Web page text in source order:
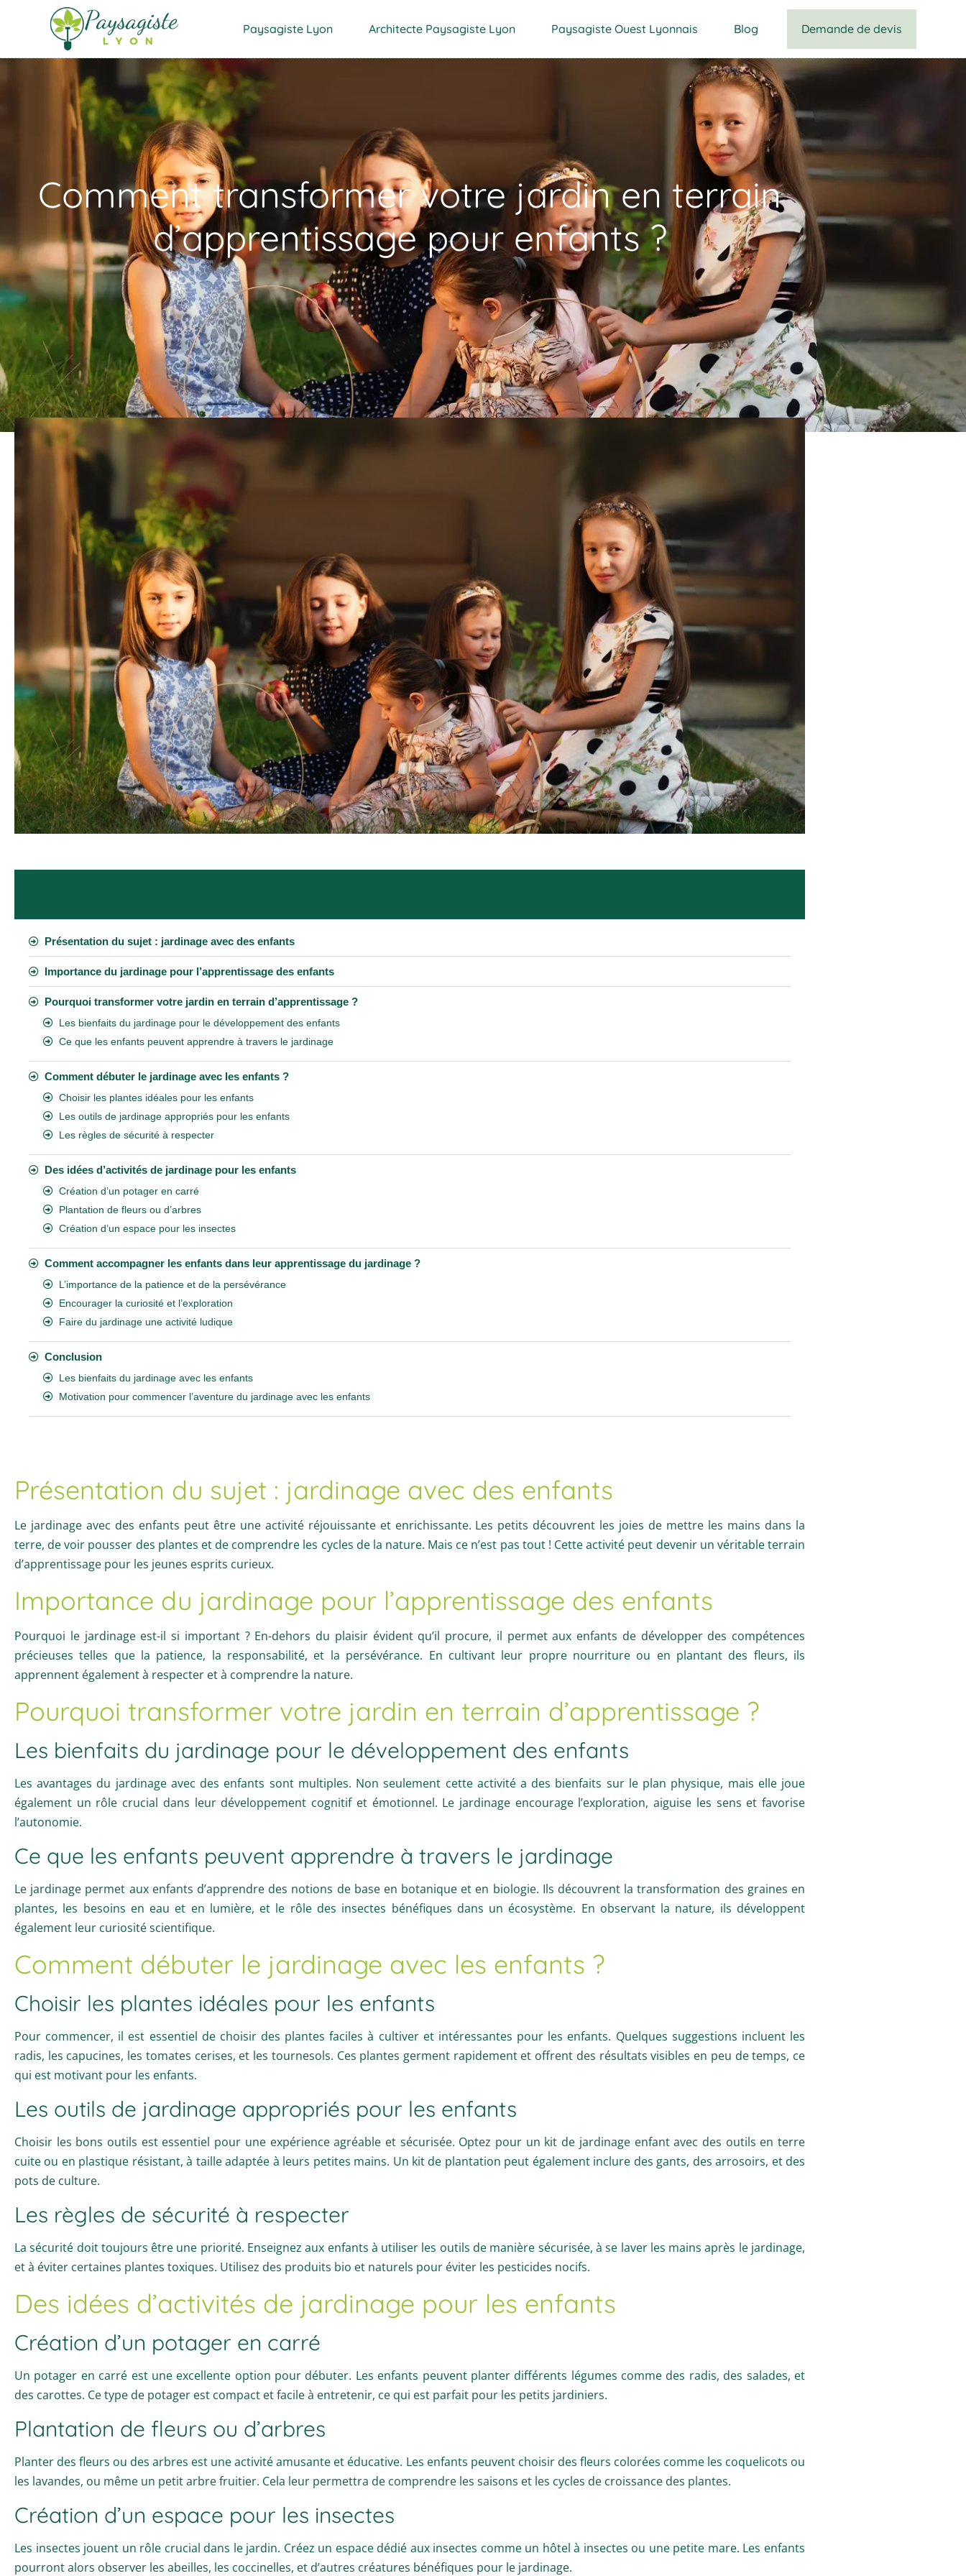
Paysagiste Lyon Architecte Paysagiste Lyon Paysagiste Ouest Lyonnais Blog Demande de devis
Comment transformer votre jardin en terrain
d’apprentissage pour enfants ?
Présentation du sujet : jardinage avec des enfants
Importance du jardinage pour l’apprentissage des enfants
Pourquoi transformer votre jardin en terrain d’apprentissage ?
Les bienfaits du jardinage pour le développement des enfants
Ce que les enfants peuvent apprendre à travers le jardinage
Comment débuter le jardinage avec les enfants ?
Choisir les plantes idéales pour les enfants
Les outils de jardinage appropriés pour les enfants
Les règles de sécurité à respecter
Des idées d’activités de jardinage pour les enfants
Création d’un potager en carré
Plantation de fleurs ou d’arbres
Création d’un espace pour les insectes
Comment accompagner les enfants dans leur apprentissage du jardinage ?
L’importance de la patience et de la persévérance
Encourager la curiosité et l’exploration
Faire du jardinage une activité ludique
Conclusion
Les bienfaits du jardinage avec les enfants
Motivation pour commencer l’aventure du jardinage avec les enfants
Présentation du sujet : jardinage avec des enfants
Le jardinage avec des enfants peut être une activité réjouissante et enrichissante. Les petits découvrent les joies de mettre les mains dans la
terre, de voir pousser des plantes et de comprendre les cycles de la nature. Mais ce n’est pas tout ! Cette activité peut devenir un véritable terrain
d’apprentissage pour les jeunes esprits curieux.
Importance du jardinage pour l’apprentissage des enfants
Pourquoi le jardinage est-il si important ? En-dehors du plaisir évident qu’il procure, il permet aux enfants de développer des compétences
précieuses telles que la patience, la responsabilité, et la persévérance. En cultivant leur propre nourriture ou en plantant des fleurs, ils
apprennent également à respecter et à comprendre la nature.
Pourquoi transformer votre jardin en terrain d’apprentissage ?
Les bienfaits du jardinage pour le développement des enfants
Les avantages du jardinage avec des enfants sont multiples. Non seulement cette activité a des bienfaits sur le plan physique, mais elle joue
également un rôle crucial dans leur développement cognitif et émotionnel. Le jardinage encourage l’exploration, aiguise les sens et favorise
l’autonomie.
Ce que les enfants peuvent apprendre à travers le jardinage
Le jardinage permet aux enfants d’apprendre des notions de base en botanique et en biologie. Ils découvrent la transformation des graines en
plantes, les besoins en eau et en lumière, et le rôle des insectes bénéfiques dans un écosystème. En observant la nature, ils développent
également leur curiosité scientifique.
Comment débuter le jardinage avec les enfants ?
Choisir les plantes idéales pour les enfants
Pour commencer, il est essentiel de choisir des plantes faciles à cultiver et intéressantes pour les enfants. Quelques suggestions incluent les
radis, les capucines, les tomates cerises, et les tournesols. Ces plantes germent rapidement et offrent des résultats visibles en peu de temps, ce
qui est motivant pour les enfants.
Les outils de jardinage appropriés pour les enfants
Choisir les bons outils est essentiel pour une expérience agréable et sécurisée. Optez pour un kit de jardinage enfant avec des outils en terre
cuite ou en plastique résistant, à taille adaptée à leurs petites mains. Un kit de plantation peut également inclure des gants, des arrosoirs, et des
pots de culture.
Les règles de sécurité à respecter
La sécurité doit toujours être une priorité. Enseignez aux enfants à utiliser les outils de manière sécurisée, à se laver les mains après le jardinage,
et à éviter certaines plantes toxiques. Utilisez des produits bio et naturels pour éviter les pesticides nocifs.
Des idées d’activités de jardinage pour les enfants
Création d’un potager en carré
Un potager en carré est une excellente option pour débuter. Les enfants peuvent planter différents légumes comme des radis, des salades, et
des carottes. Ce type de potager est compact et facile à entretenir, ce qui est parfait pour les petits jardiniers.
Plantation de fleurs ou d’arbres
Planter des fleurs ou des arbres est une activité amusante et éducative. Les enfants peuvent choisir des fleurs colorées comme les coquelicots ou
les lavandes, ou même un petit arbre fruitier. Cela leur permettra de comprendre les saisons et les cycles de croissance des plantes.
Création d’un espace pour les insectes
Les insectes jouent un rôle crucial dans le jardin. Créez un espace dédié aux insectes comme un hôtel à insectes ou une petite mare. Les enfants
pourront alors observer les abeilles, les coccinelles, et d’autres créatures bénéfiques pour le jardinage.